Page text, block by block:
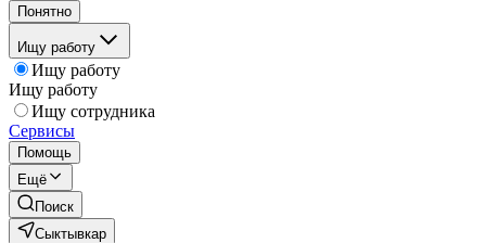
Понятно
Ищу работу
Ищу работу
Ищу работу
Ищу сотрудника
Сервисы
Помощь
Ещё
Поиск
Сыктывкар